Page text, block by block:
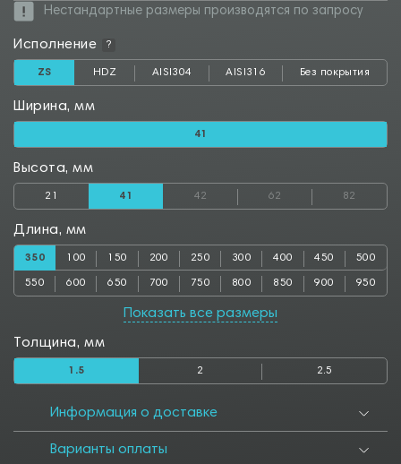
Нестандартные размеры производятся по запросу
Исполнение ?
ZS HDZ AISI304 AISI316 Без покрытия
Ширина, мм
41
Высота, мм
21 41 42 62 82
Длина, мм
350 100 150 200 250 300 400 450 500
550 600 650 700 750 800 850 900 950
1000
Показать все размеры
Толщина, мм
1.5 2 2.5
Информация о доставке
Варианты оплаты